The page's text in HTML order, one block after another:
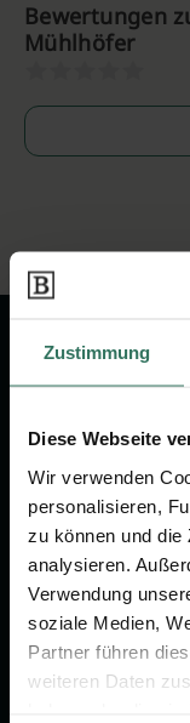
Zustimmung
Diese Webseite
Wir verwenden
personalisieren,
zu können und die
analysieren.
Verwendung
soziale Medien,
Partner führen
weiteren Daten
Bewertungen
Mühlhöfer
um das
Vorsorge.
FÜR SIE
Vergleich